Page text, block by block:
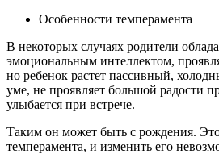
Особенности темперамента
В некоторых случаях родители
эмоциональным интеллектом,
но ребенок растет пассивный,
уме, не проявляет большой радости
улыбается при встрече.
Таким он может быть с рождения.
темперамента, и изменить его